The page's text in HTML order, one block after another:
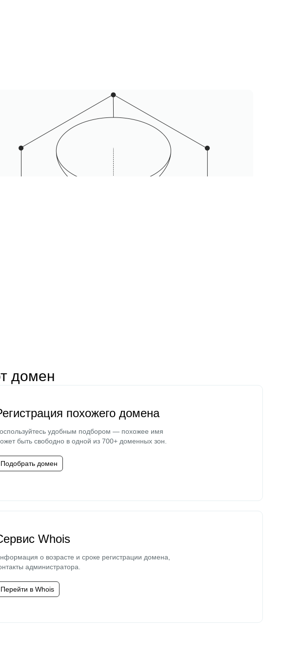
домен
похожего домена
удобным подбором — похожее имя
быть свободно в одной из 700+ доменных зон.
Подобрать домен
Whois
о возрасте и сроке регистрации домена,
администратора.
Перейти в Whois